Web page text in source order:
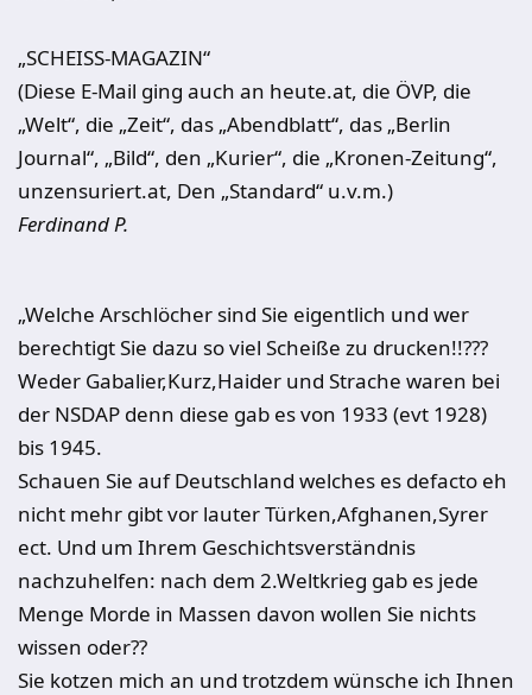
„SCHEISS-MAGAZIN“
(Diese E-Mail ging auch an heute.at, die ÖVP, die
„Welt“, die „Zeit“, das „Abendblatt“, das „Berlin
Journal“, „Bild“, den „Kurier“, die „Kronen-Zeitung“,
unzensuriert.at, Den „Standard“ u.v.m.)
Ferdinand P.
„Welche Arschlöcher sind Sie eigentlich und wer
berechtigt Sie dazu so viel Scheiße zu drucken!!???
Weder Gabalier,Kurz,Haider und Strache waren bei
der NSDAP denn diese gab es von 1933 (evt 1928)
bis 1945.
Schauen Sie auf Deutschland welches es defacto eh
nicht mehr gibt vor lauter Türken,Afghanen,Syrer
ect. Und um Ihrem Geschichtsverständnis
nachzuhelfen: nach dem 2.Weltkrieg gab es jede
Menge Morde in Massen davon wollen Sie nichts
wissen oder??
Sie kotzen mich an und trotzdem wünsche ich Ihnen